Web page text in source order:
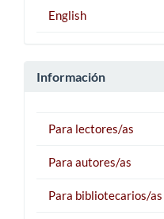
English
Información
Para lectores/as
Para autores/as
Para bibliotecarios/as